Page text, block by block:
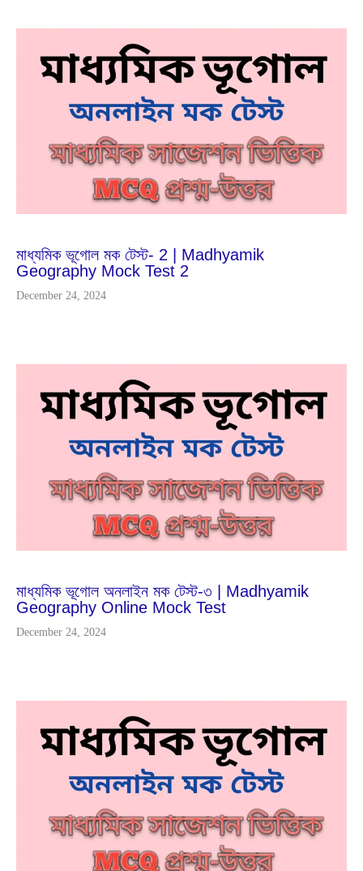
মাধ্যমিক ভূগোল মক টেস্ট- 2 | Madhyamik
Geography Mock Test 2
December 24, 2024
মাধ্যমিক ভূগোল অনলাইন মক টেস্ট-৩ | Madhyamik
Geography Online Mock Test
December 24, 2024